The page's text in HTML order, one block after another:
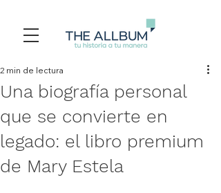
Una biografía personal
que se convierte en
legado: el libro premium
de Mary Estela
2 min de lectura